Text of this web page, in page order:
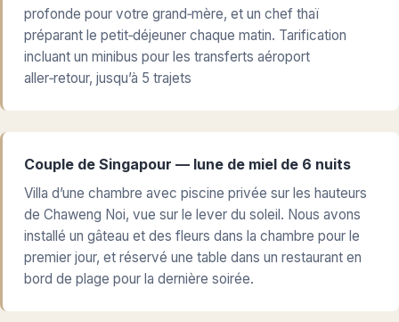
profonde pour votre grand‑mère, et un chef thaï
préparant le petit‑déjeuner chaque matin. Tarification
incluant un minibus pour les transferts aéroport
aller‑retour, jusqu’à 5 trajets
Couple de Singapour — lune de miel de 6 nuits
Villa d’une chambre avec piscine privée sur les hauteurs
de Chaweng Noi, vue sur le lever du soleil. Nous avons
installé un gâteau et des fleurs dans la chambre pour le
premier jour, et réservé une table dans un restaurant en
bord de plage pour la dernière soirée.